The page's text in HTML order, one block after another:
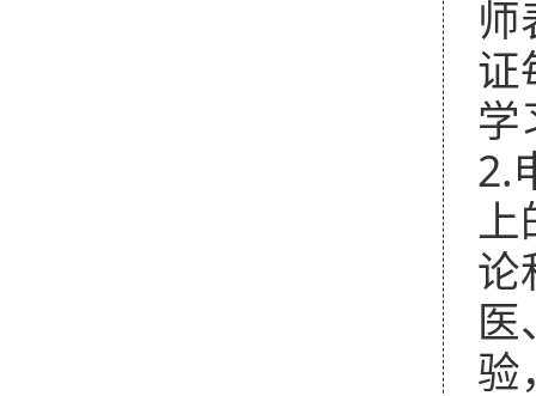
师
证
学
2.
上
论
医
验